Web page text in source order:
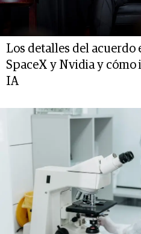
Los detalles del acuerdo
SpaceX y Nvidia y
IA